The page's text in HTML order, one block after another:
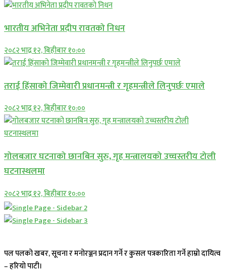
भारतीय अभिनेता प्रदीप रावतको निधन
२०८२ भाद्र १२, बिहीबार १०:००
तराई हिंसाको जिम्मेवारी प्रधानमन्त्री र गृहमन्त्रीले लिनुपर्छः एमाले
२०८२ भाद्र १२, बिहीबार १०:००
गोलबजार घटनाको छानबिन सुरु, गृह मन्त्रालयको उच्चस्तरीय टोली
घटनास्थलमा
२०८२ भाद्र १२, बिहीबार १०:००
पल पलको खबर, सूचना र मनोरञ्जन प्रदान गर्ने र कुसल पत्रकारिता गर्ने हाम्रो दायित्व
– हरियो पाटी।